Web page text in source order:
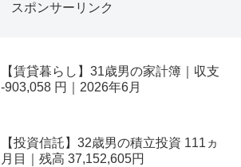
スポンサーリンク
【賃貸暮らし】31歳男の家計簿｜収支
-903,058 円｜2026年6月
【投資信託】32歳男の積立投資 111ヵ
月目｜残高 37,152,605円